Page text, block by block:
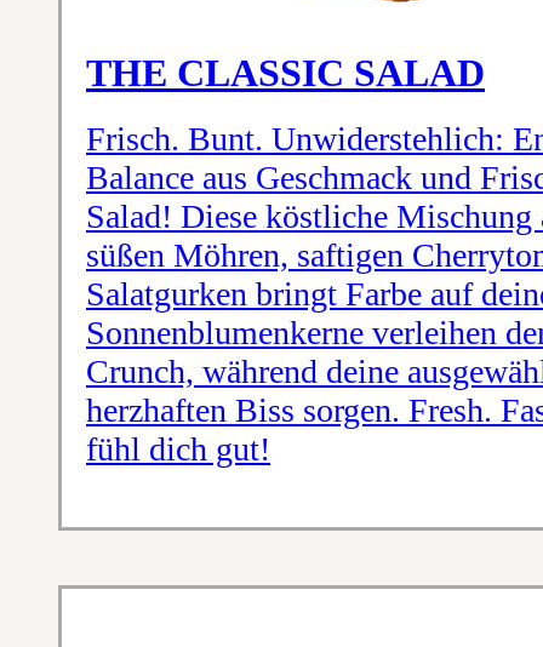
THE CLASSIC SALAD
Frisch. Bunt. Unwiderstehlich:
Balance aus Geschmack und
Salad! Diese köstliche Mischung
süßen Möhren, saftigen
Salatgurken bringt Farbe auf
Sonnenblumenkerne verleihen
Crunch, während deine
herzhaften Biss sorgen. Fresh.
fühl dich gut!